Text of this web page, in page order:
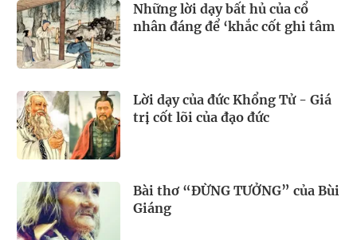
Những lời dạy bất hủ của cổ
nhân đáng để ‘khắc cốt ghi tâm
Lời dạy của đức Khổng Tử - Giá
trị cốt lõi của đạo đức
Bài thơ “ĐỪNG TƯỞNG” của Bùi
Giáng